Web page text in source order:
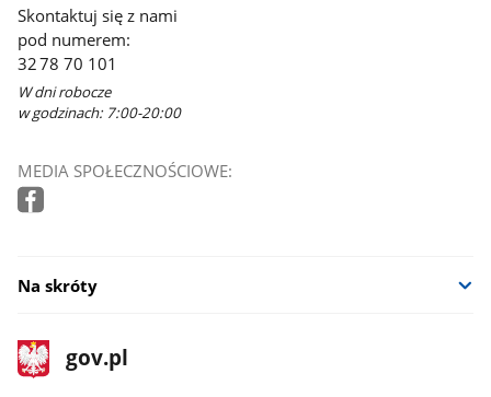
Skontaktuj się z nami
pod numerem:
32 78 70 101
W dni robocze
w godzinach: 7:00-20:00
MEDIA SPOŁECZNOŚCIOWE:
Na skróty
stopka
gov.pl
Strona
gov.pl